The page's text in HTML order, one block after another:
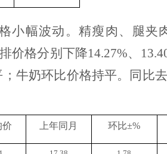
小幅波动。精瘦肉、腿夹
价格分别下降14.27%、
牛奶环比价格持平。同比
价 上年同月 环比±%